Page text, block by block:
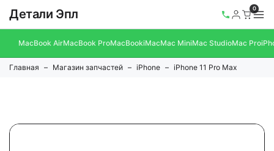
Детали Эпл 0
MacBook AirMacBook ProMacBookiMacMac MiniMac StudioMac Pro
Главная Магазин запчастей iPhone iPhone 11 Pro Max